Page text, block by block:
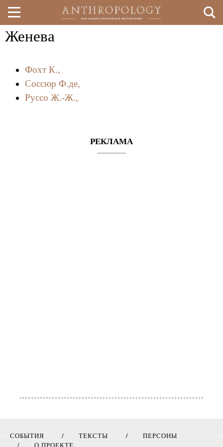
основному
содержанию
Женева
Фохт К.,
Соссюр Ф.де,
Руссо Ж.-Ж.,
РЕКЛАМА
СОБЫТИЯ ТЕКСТЫ
ПЕРСОНЫ
О ПРОЕКТЕ